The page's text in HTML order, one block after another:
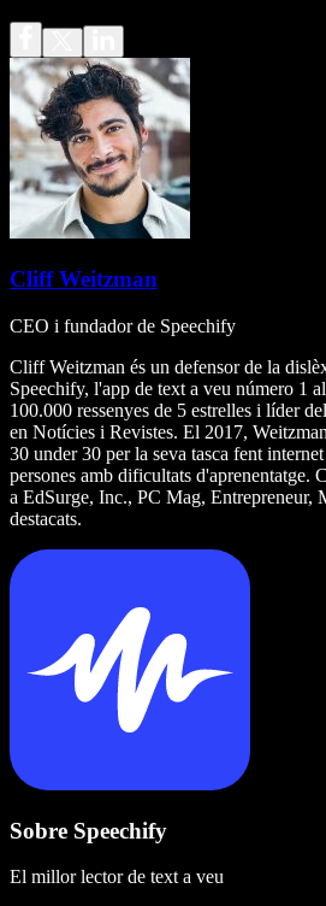
Cliff Weitzman
CEO i fundador de Speechify
Cliff Weitzman és un defensor de la
Speechify, l'app de text a veu número 1
100.000 ressenyes de 5 estrelles i líder
en Notícies i Revistes. El 2017,
30 under 30 per la seva tasca fent
persones amb dificultats d'aprenentatge.
a EdSurge, Inc., PC Mag, Entrepreneur,
destacats.
Sobre Speechify
El millor lector de text a veu